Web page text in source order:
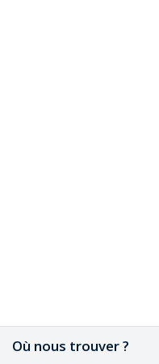
Où nous trouver ?